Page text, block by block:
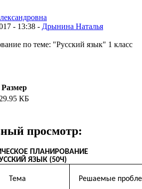
- 13:38 - Дрынина Наталья
по теме: "Русский язык" 1 класс
Размер
29.95 КБ
просмотр:
ПЛАНИРОВАНИЕ
ЯЗЫК (50Ч)
Тема Решаемые